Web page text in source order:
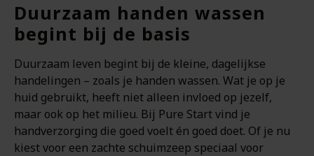
Duurzaam handen wassen
begint bij de basis
Duurzaam leven begint bij de kleine, dagelijkse
handelingen – zoals je handen wassen. Wat je op je
huid gebruikt, heeft niet alleen invloed op jezelf,
maar ook op het milieu. Bij Pure Start vind je
handverzorging die goed voelt én goed doet. Of je nu
kiest voor een zachte schuimzeep speciaal voor